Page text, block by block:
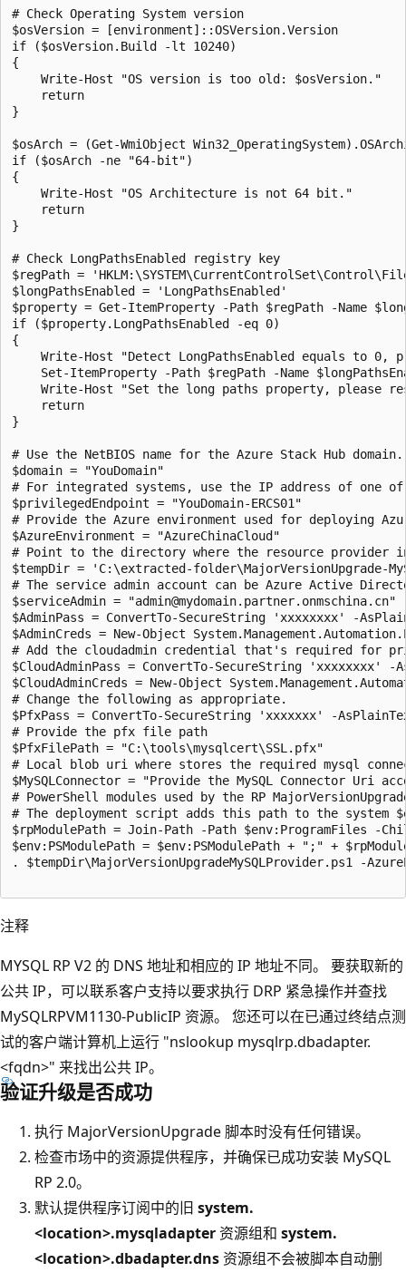
# Check Operating System version
$osVersion = [environment]::OSVersion.Version
if ($osVersion.Build -lt 10240)
{
    Write-Host "OS version is too old: $osVersion."
    return
}
$osArch = (Get-WmiObject
if ($osArch -ne "64-bit")
{
    Write-Host "OS Architecture is not 64 bit."
    return
}
# Check LongPathsEnabled registry key
$regPath =
$longPathsEnabled = 'LongPathsEnabled'
$property = Get-ItemProperty -Path $regPath -Name
if ($property.LongPathsEnabled -eq 0)
{
Write-Host "Detect LongPathsEnabled equals to 0,
Set-ItemProperty -Path $regPath -Name
Write-Host "Set the long paths property, please
    return
}
# Use the NetBIOS name for the Azure Stack Hub
$domain = "YouDomain"
# For integrated systems, use the IP address of one of
$privilegedEndpoint = "YouDomain-ERCS01"
# Provide the Azure environment used for deploying
$AzureEnvironment = "AzureChinaCloud"
# Point to the directory where the resource
$tempDir = 'C:\extracted-folder\MajorVersionUpgrade-
# The service admin account can be Azure Active
$serviceAdmin = "admin@mydomain.partner.onmschina.cn"
$AdminPass = ConvertTo-SecureString 'xxxxxxxx' -
$AdminCreds = New-Object
# Add the cloudadmin credential that's required for
$CloudAdminPass = ConvertTo-SecureString 'xxxxxxxx' -
$CloudAdminCreds = New-Object
# Change the following as appropriate.
$PfxPass = ConvertTo-SecureString 'xxxxxxx' -
# Provide the pfx file path
$PfxFilePath = "C:\tools\mysqlcert\SSL.pfx"
# Local blob uri where stores the required mysql
$MySQLConnector = "Provide the MySQL Connector Uri
# PowerShell modules used by the RP
# The deployment script adds this path to the system
$rpModulePath = Join-Path -Path $env:ProgramFiles -
$env:PSModulePath = $env:PSModulePath + ";" +
. $tempDir\MajorVersionUpgradeMySQLProvider.ps1 -
注释
MYSQL RP V2 的 DNS 地址和相应的 IP 地址不同。 要获取新的
公共 IP，可以联系客户支持以要求执行 DRP 紧急操作并查找
MySQLRPVM1130-PublicIP 资源。 您还可以在已通过终结点测
试的客户端计算机上运行 "nslookup mysqlrp.dbadapter.
<fqdn>" 来找出公共 IP。
验证升级是否成功
执行 MajorVersionUpgrade 脚本时没有任何错误。
检查市场中的资源提供程序，并确保已成功安装 MySQL
RP 2.0。
默认提供程序订阅中的旧 system.
<location>.mysqladapter 资源组和 system.
<location>.dbadapter.dns 资源组不会被脚本自动删